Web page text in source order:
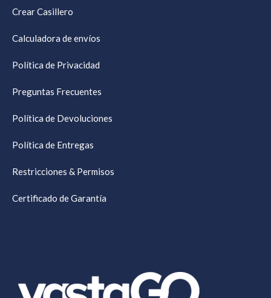
Crear Casillero
Calculadora de envíos
Política de Privacidad
Preguntas Frecuentes
Política de Devoluciones
Política de Entregas
Restricciones & Permisos
Certificado de Garantía